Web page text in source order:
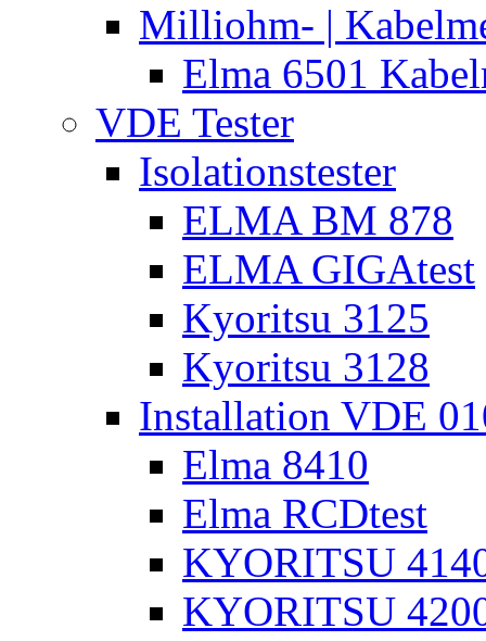
Milliohm- |
Elma 6501
VDE Tester
Isolationstester
ELMA BM 878
ELMA GIGAtest
Kyoritsu 3125
Kyoritsu 3128
Installation VDE
Elma 8410
Elma RCDtest
KYORITSU
KYORITSU